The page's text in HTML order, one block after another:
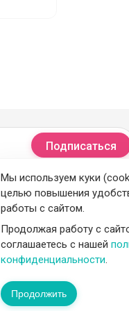
Подписаться
Мы используем куки
целью повышения
работы с сайтом.
Продолжая работу с
соглашаетесь с нашей
конфиденциальности.
Продолжить